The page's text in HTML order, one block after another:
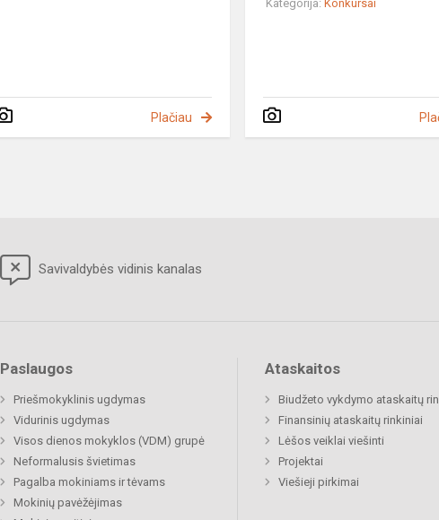
Plačiau
Kategorija:Konkursai
Savivaldybės vidinis kanalas
Paslaugos
Priešmokyklinis ugdymas
Vidurinis ugdymas
Visos dienos mokyklos (VDM) grupė
Neformalusis švietimas
Pagalba mokiniams ir tėvams
Mokinių pavėžėjimas
Ataskaitos
Biudžeto vykdymo ataskaitų
Finansinių ataskaitų rinkiniai
Lėšos veiklai viešinti
Projektai
Viešieji pirkimai